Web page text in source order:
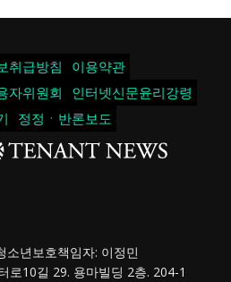
취급방침
이용약관
자위원회
인터넷신문윤리강령
정정ㆍ반론보도
년보호책임자: 이정민
로10길 29. 용마빌딩 2층. 204-1